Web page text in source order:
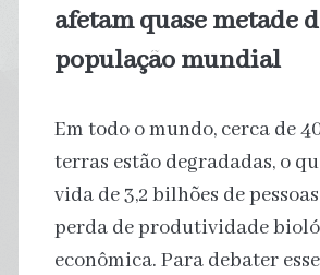
afetam quase metade
população mundial
Em todo o mundo, cerca de
terras estão degradadas, o
vida de 3,2 bilhões de
perda de produtividade
econômica. Para debater